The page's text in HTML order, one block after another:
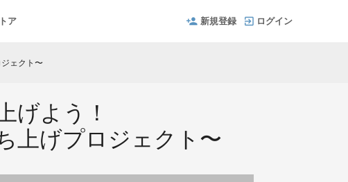
ア 新規登録 ログイン
ェクト〜
げよう！
上げプロジェクト〜